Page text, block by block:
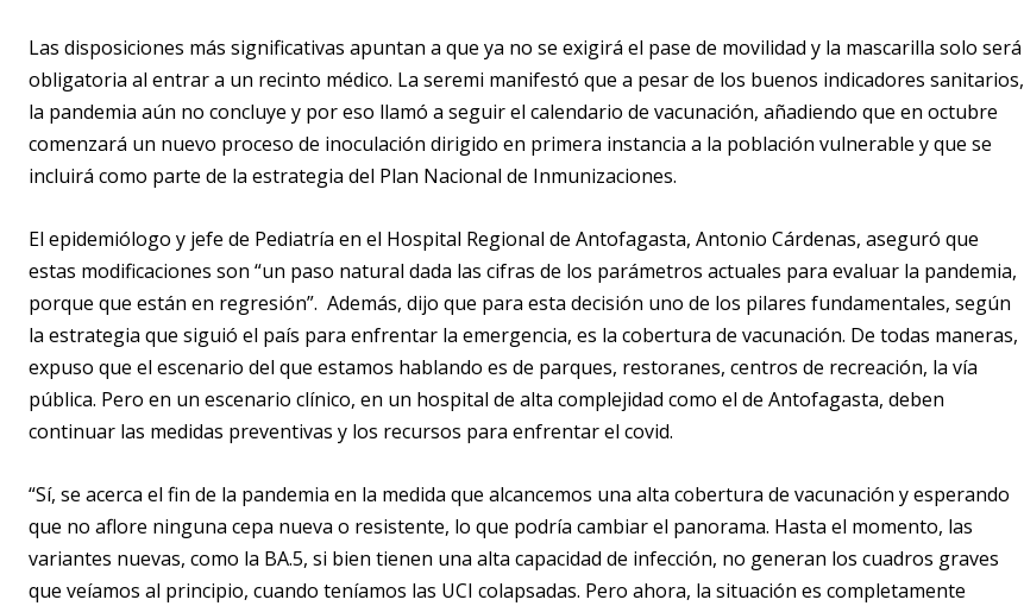
Las disposiciones más significativas apuntan a que ya no se exigirá el pase de movilidad y la mascarilla solo será
obligatoria al entrar a un recinto médico. La seremi manifestó que a pesar de los buenos indicadores sanitarios,
la pandemia aún no concluye y por eso llamó a seguir el calendario de vacunación, añadiendo que en octubre
comenzará un nuevo proceso de inoculación dirigido en primera instancia a la población vulnerable y que se
incluirá como parte de la estrategia del Plan Nacional de Inmunizaciones.
El epidemiólogo y jefe de Pediatría en el Hospital Regional de Antofagasta, Antonio Cárdenas, aseguró que
estas modificaciones son “un paso natural dada las cifras de los parámetros actuales para evaluar la pandemia,
porque que están en regresión”. Además, dijo que para esta decisión uno de los pilares fundamentales, según
la estrategia que siguió el país para enfrentar la emergencia, es la cobertura de vacunación. De todas maneras,
expuso que el escenario del que estamos hablando es de parques, restoranes, centros de recreación, la vía
pública. Pero en un escenario clínico, en un hospital de alta complejidad como el de Antofagasta, deben
continuar las medidas preventivas y los recursos para enfrentar el covid.
“Sí, se acerca el fin de la pandemia en la medida que alcancemos una alta cobertura de vacunación y esperando
que no aflore ninguna cepa nueva o resistente, lo que podría cambiar el panorama. Hasta el momento, las
variantes nuevas, como la BA.5, si bien tienen una alta capacidad de infección, no generan los cuadros graves
que veíamos al principio, cuando teníamos las UCI colapsadas. Pero ahora, la situación es completamente